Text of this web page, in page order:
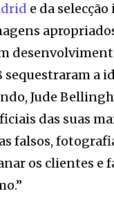
e da
a
Jude
das suas
falsos,
os clientes e